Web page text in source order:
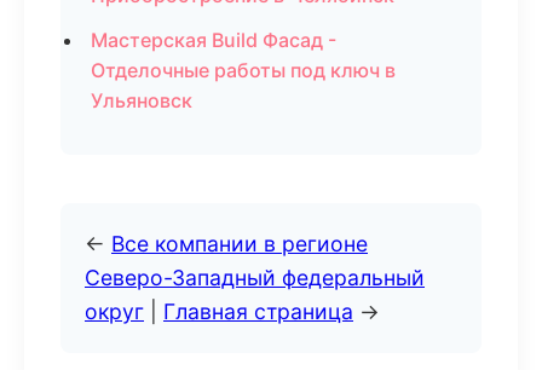
Мастерская Build Фасад -
Отделочные работы под ключ в
Ульяновск
← Все компании в регионе
Северо-Западный федеральный
округ
Главная страница →